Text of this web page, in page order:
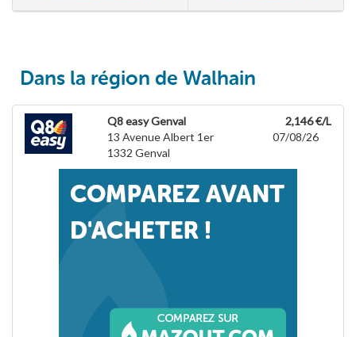
Dans la région de Walhain
Q8 easy Genval
13 Avenue Albert 1er
1332 Genval
2,146 €/L
07/08/26